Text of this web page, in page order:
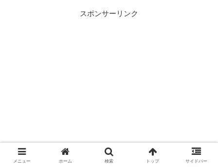
スポンサーリンク
メニュー ホーム 検索 トップ サイドバー